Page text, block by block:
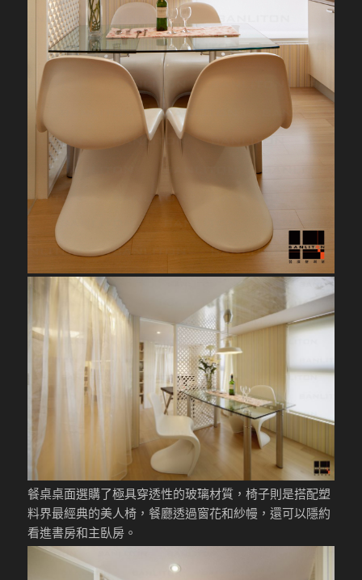
餐桌桌面選購了極具穿透性的玻璃材質，椅子則是搭配塑
料界最經典的美人椅，餐廳透過窗花和紗幔，還可以隱約
看進書房和主臥房。